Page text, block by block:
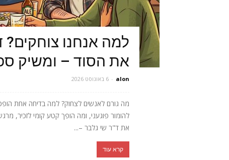
למה אנחנו
את הסוד – ומשיק
alon
- 6 באוגוסט 2026
מה גורם לאנשים לצחוק? למה בדיחה אחת הופכת
להומור פוגעני, ומה הופך קטע קומי לזכיר,
את ד"ר שי גלבר –...
קרא עוד